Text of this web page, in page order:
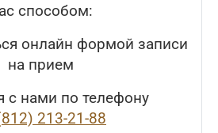
способом:
онлайн формой записи
на прием
с нами по телефону
213-21-88